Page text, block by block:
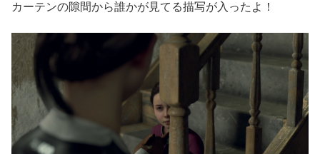
カーテンの隙間から誰かが見てる描写が入ったよ！